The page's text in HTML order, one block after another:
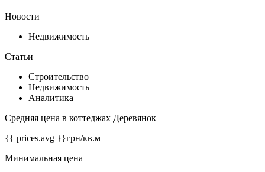
Новости
Недвижимость
Статьи
Строительство
Недвижимость
Аналитика
Средняя цена в коттеджах Деревянок
{{ prices.avg }}грн/кв.м
Минимальная цена